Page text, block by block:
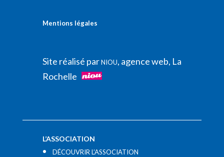
Mentions légales
Site réalisé parNIOU, agence web, La
Rochelle
L’ASSOCIATION
DÉCOUVRIR L’ASSOCIATION